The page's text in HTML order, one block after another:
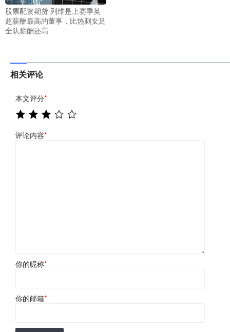
股票配资期货 列维是上赛季英
超薪酬最高的董事，比热刺女足
全队薪酬还高
相关评论
本文评分*
评论内容*
你的昵称*
你的邮箱*